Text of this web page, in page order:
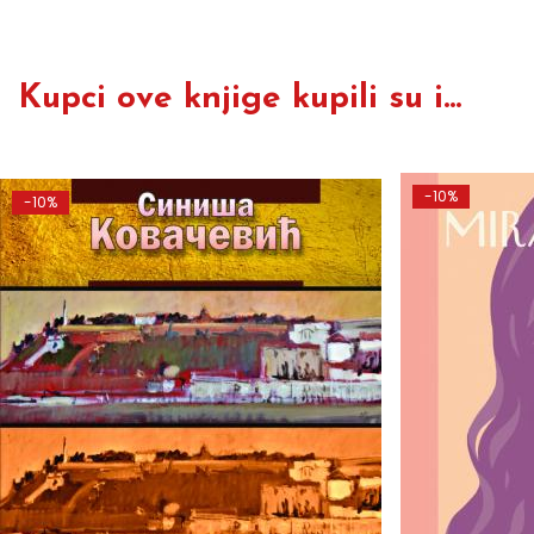
Kupci ove knjige kupili su i...
-10% -10%